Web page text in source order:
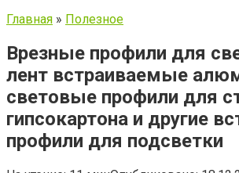
Главная » Полезное
Врезные профили для
лент встраиваемые
световые профили для
гипсокартона и другие
профили для подсветки